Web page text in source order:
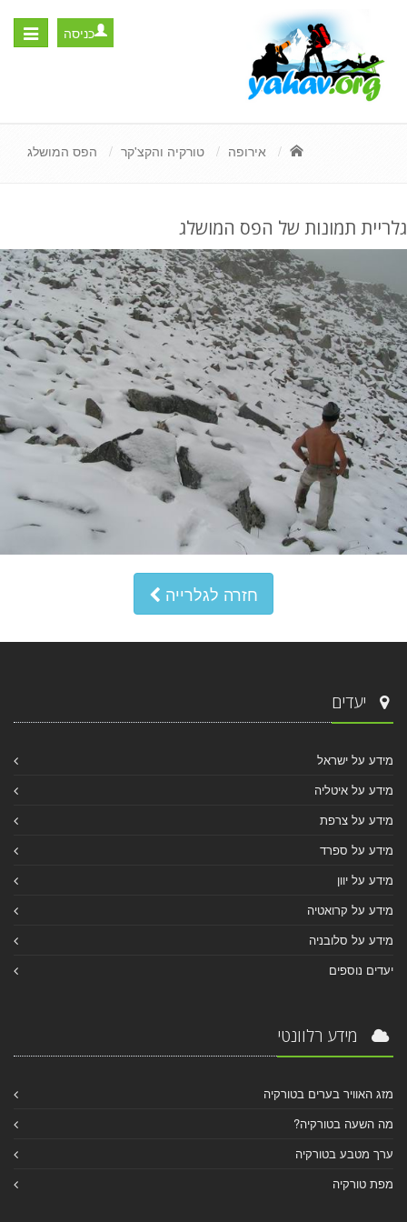
Toggle
כניסה
אירופה טורקיה והקצ'קר הפס המושלג
גלריית תמונות של הפס המושלג
חזרה לגלרייה
יעדים
מידע על ישראל
מידע על איטליה
מידע על צרפת
מידע על ספרד
מידע על יוון
מידע על קרואטיה
מידע על סלובניה
יעדים נוספים
מידע רלוונטי
מזג האוויר בערים בטורקיה
מה השעה בטורקיה?
ערך מטבע בטורקיה
מפת טורקיה